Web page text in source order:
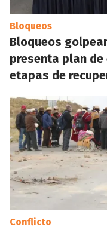
Bloqueos
Bloqueos
presenta plan
etapas de
Conflicto